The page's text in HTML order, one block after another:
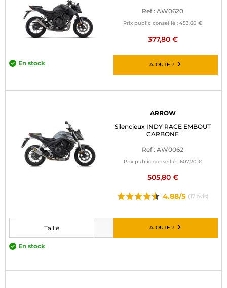
Ref : AW0620
Prix public conseillé : 453,60 €
377,80 €
En stock AJOUTER
ARROW
Silencieux INDY RACE EMBOUT
CARBONE
Ref : AW0062
Prix public conseillé : 607,20 €
505,80 €
4.88/5 (17 avis)
Veuillez choisir une taille avant d’ajouter au panier
Taille
En stock
AJOUTER